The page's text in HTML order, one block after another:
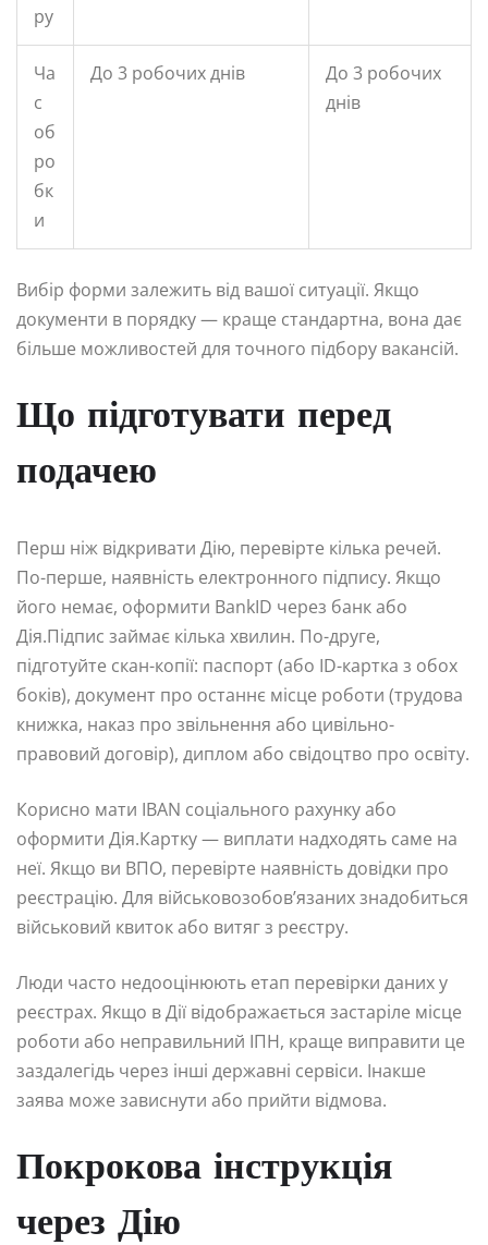
ру
Ча
с
об
ро
бк
и
До 3 робочих днів
До 3 робочих
днів
Вибір форми залежить від вашої ситуації. Якщо
документи в порядку — краще стандартна, вона дає
більше можливостей для точного підбору вакансій.
Що підготувати перед
подачею
Перш ніж відкривати Дію, перевірте кілька речей.
По-перше, наявність електронного підпису. Якщо
його немає, оформити BankID через банк або
Дія.Підпис займає кілька хвилин. По-друге,
підготуйте скан-копії: паспорт (або ID-картка з обох
боків), документ про останнє місце роботи (трудова
книжка, наказ про звільнення або цивільно-
правовий договір), диплом або свідоцтво про освіту.
Корисно мати IBAN соціального рахунку або
оформити Дія.Картку — виплати надходять саме на
неї. Якщо ви ВПО, перевірте наявність довідки про
реєстрацію. Для військовозобов’язаних знадобиться
військовий квиток або витяг з реєстру.
Люди часто недооцінюють етап перевірки даних у
реєстрах. Якщо в Дії відображається застаріле місце
роботи або неправильний ІПН, краще виправити це
заздалегідь через інші державні сервіси. Інакше
заява може зависнути або прийти відмова.
Покрокова інструкція
через Дію